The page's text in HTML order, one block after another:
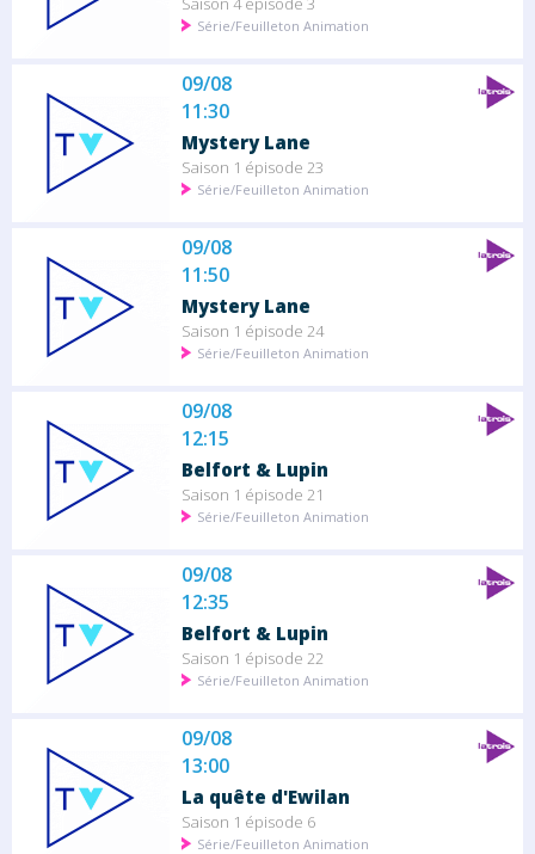
Série/Feuilleton Animation
09/08
11:30
Mystery Lane
Saison 1 épisode 23
Série/Feuilleton Animation
09/08
11:50
Mystery Lane
Saison 1 épisode 24
Série/Feuilleton Animation
09/08
12:15
Belfort & Lupin
Saison 1 épisode 21
Série/Feuilleton Animation
09/08
12:35
Belfort & Lupin
Saison 1 épisode 22
Série/Feuilleton Animation
09/08
13:00
La quête d'Ewilan
Saison 1 épisode 6
Série/Feuilleton Animation